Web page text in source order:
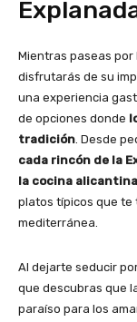
Mientras paseas por
disfrutarás de su
una experiencia
de opciones donde
tradición. Desde
cada rincón de la
la cocina alicantina
platos típicos que te
mediterránea.
Al dejarte seducir
que descubras que
paraíso para los